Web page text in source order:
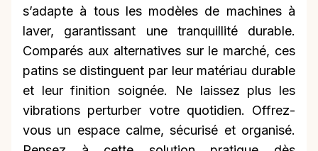
s’adapte à tous les modèles de machines à
laver, garantissant une tranquillité durable.
Comparés aux alternatives sur le marché, ces
patins se distinguent par leur matériau durable
et leur finition soignée. Ne laissez plus les
vibrations perturber votre quotidien. Offrez-
vous un espace calme, sécurisé et organisé.